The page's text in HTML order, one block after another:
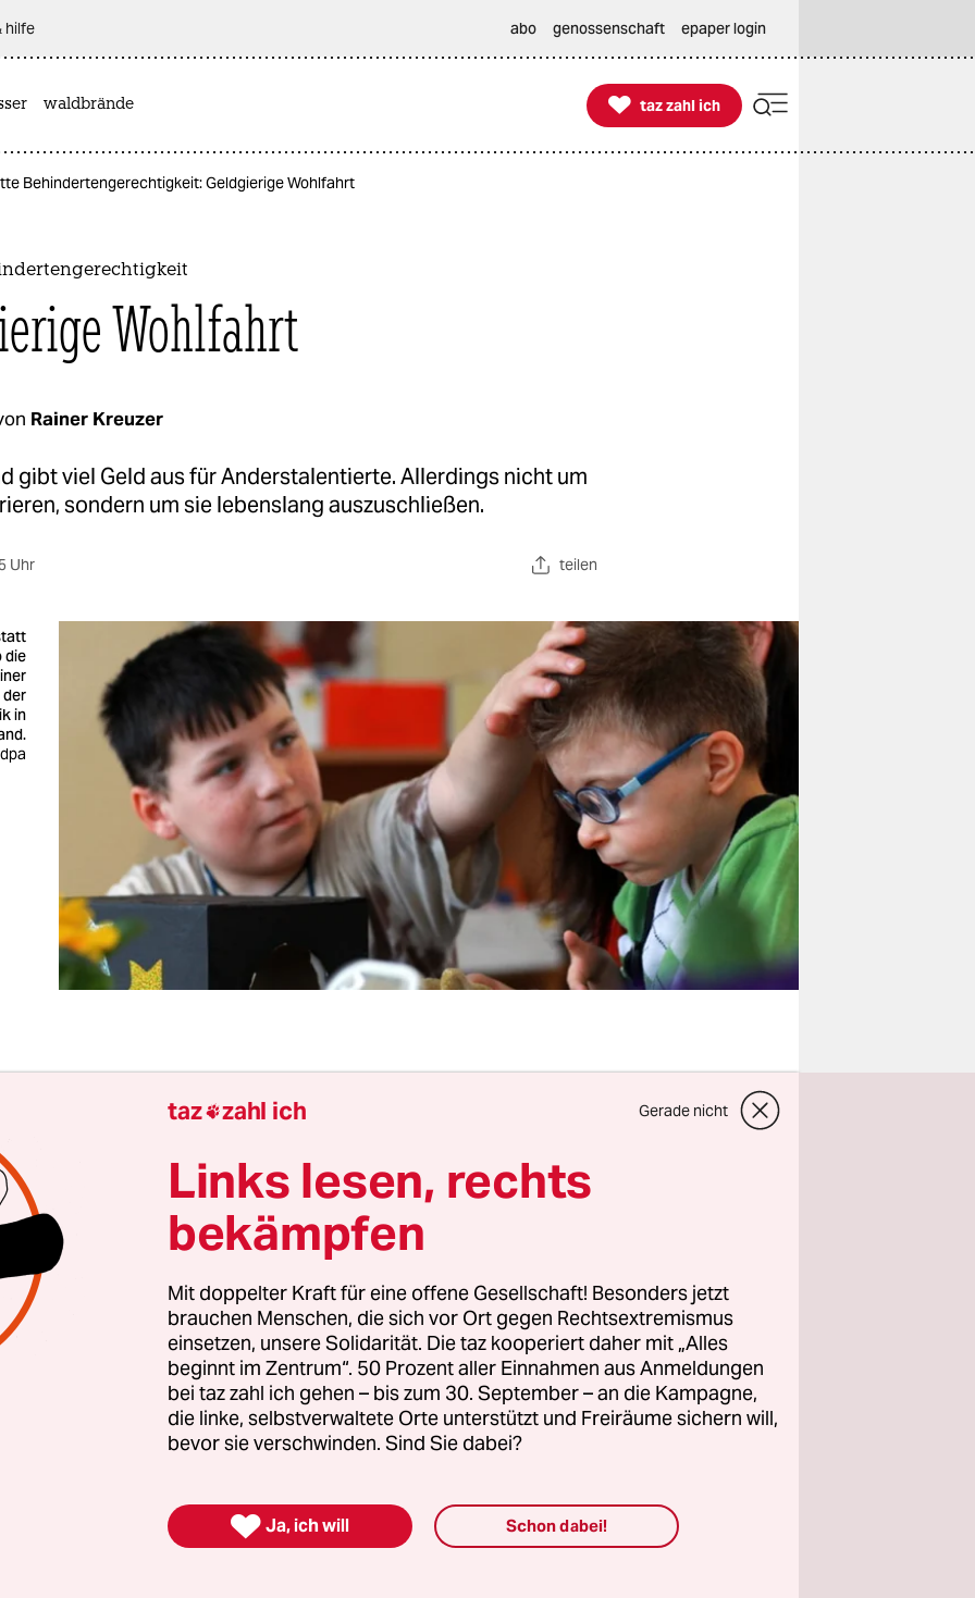
hilfe abo genossenschaft epaper login
waldbrände 
taz zahl ich
taz zahl ich
Behindertengerechtigkeit: Geldgierige Wohlfahrt
Wohlfahrt
Rainer Kreuzer
gibt viel Geld aus für Anderstalentierte. Allerdings nicht um
sondern um sie lebenslang auszuschließen.
Uhr teilen
die
der
in
Inklusion geht um in diesem Land. Inklusion, das
der UNO: Es soll Menschen, die dauerhaft an
geistigen oder psychischen Handicaps leiden, ein
Miteinander mit anderen Menschen garantieren:
gleiche Rechte, gleiche Teilhabe.
Gesellschaft der menschlichen Vielfalt. Sozialministerin
Leyen hat dafür einen nationalen Aktionsplan ins Leben
diesem Ziel vordergründig ein Stück näher zu kommen.
aber geht der Trend in Deutschland hin zu immer mehr
taz zahl ich Gerade nicht
Links lesen, rechts
bekämpfen
Mit doppelter Kraft für eine offene Gesellschaft! Besonders jetzt
brauchen Menschen, die sich vor Ort gegen Rechtsextremismus
einsetzen, unsere Solidarität. Die taz kooperiert daher mit „Alles
beginnt im Zentrum“. 50 Prozent aller Einnahmen aus Anmeldungen
bei taz zahl ich gehen – bis zum 30. September – an die Kampagne,
die linke, selbstverwaltete Orte unterstützt und Freiräume sichern will,
bevor sie verschwinden. Sind Sie dabei?
 Ja, ich will Schon dabei!